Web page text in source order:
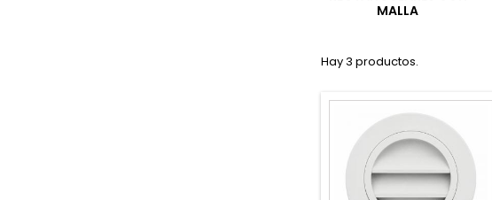
MALLA
Hay 3 productos.